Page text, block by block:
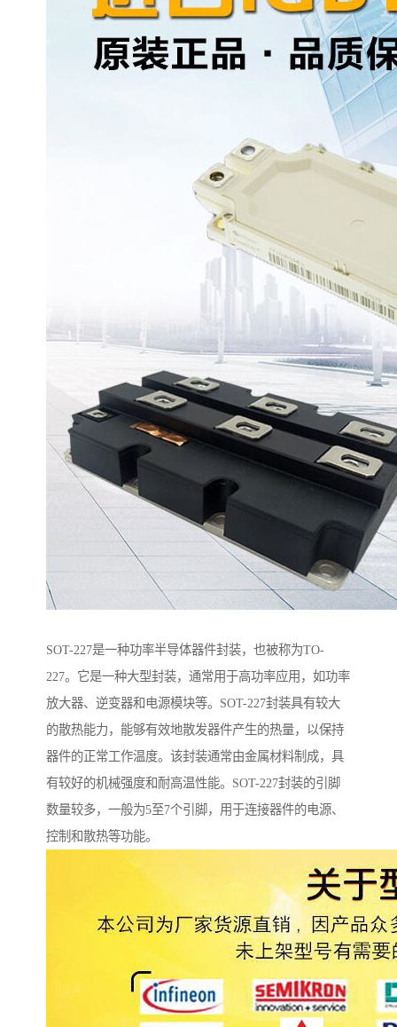
SOT-227是一种功率半导体器件封装，也被称为TO-
227。它是一种大型封装，通常用于高功率应用，如功率
放大器、逆变器和电源模块等。SOT-227封装具有较大
的散热能力，能够有效地散发器件产生的热量，以保持
器件的正常工作温度。该封装通常由金属材料制成，具
有较好的机械强度和耐高温性能。SOT-227封装的引脚
数量较多，一般为5至7个引脚，用于连接器件的电源、
控制和散热等功能。